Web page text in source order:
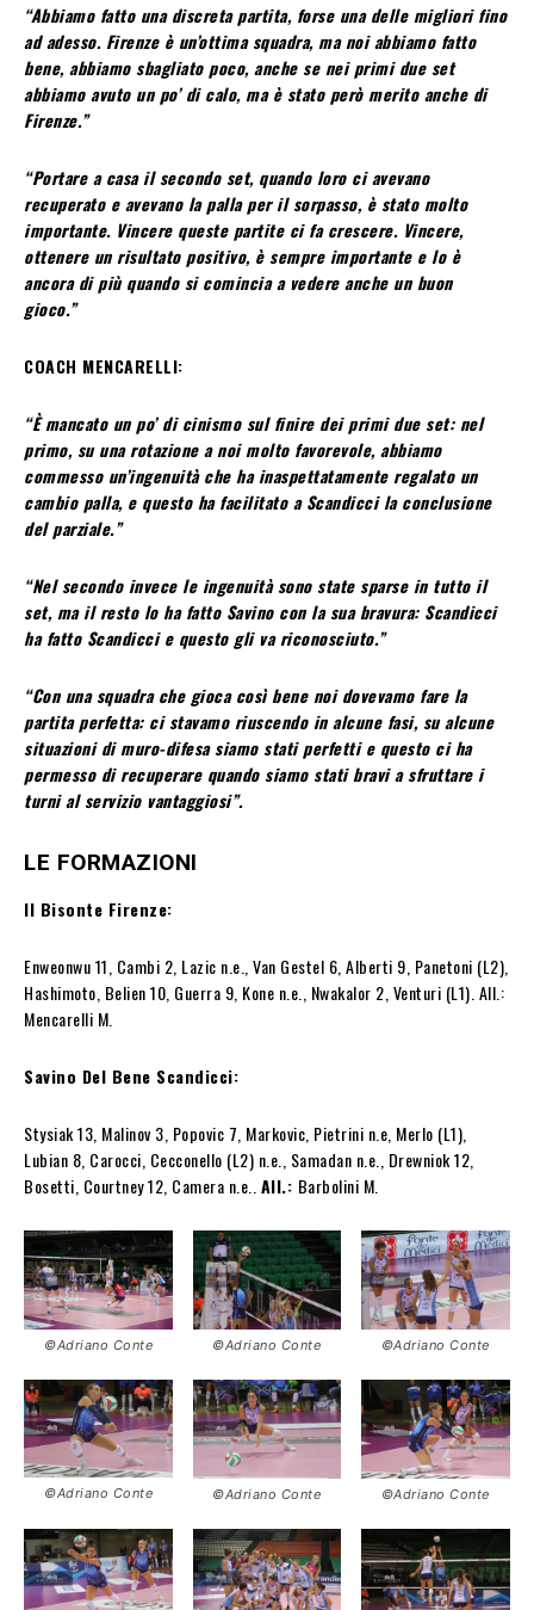
“Abbiamo fatto una discreta partita, forse una delle migliori fino
ad adesso. Firenze è un’ottima squadra, ma noi abbiamo fatto
bene, abbiamo sbagliato poco, anche se nei primi due set
abbiamo avuto un po’ di calo, ma è stato però merito anche di
Firenze.”
“Portare a casa il secondo set, quando loro ci avevano
recuperato e avevano la palla per il sorpasso, è stato molto
importante. Vincere queste partite ci fa crescere. Vincere,
ottenere un risultato positivo, è sempre importante e lo è
ancora di più quando si comincia a vedere anche un buon
gioco.”
COACH MENCARELLI:
“È mancato un po’ di cinismo sul finire dei primi due set: nel
primo, su una rotazione a noi molto favorevole, abbiamo
commesso un’ingenuità che ha inaspettatamente regalato un
cambio palla, e questo ha facilitato a Scandicci la conclusione
del parziale.”
“Nel secondo invece le ingenuità sono state sparse in tutto il
set, ma il resto lo ha fatto Savino con la sua bravura: Scandicci
ha fatto Scandicci e questo gli va riconosciuto.”
“Con una squadra che gioca così bene noi dovevamo fare la
partita perfetta: ci stavamo riuscendo in alcune fasi, su alcune
situazioni di muro-difesa siamo stati perfetti e questo ci ha
permesso di recuperare quando siamo stati bravi a sfruttare i
turni al servizio vantaggiosi”.
LE FORMAZIONI
Il Bisonte Firenze:
Enweonwu 11, Cambi 2, Lazic n.e., Van Gestel 6, Alberti 9, Panetoni (L2),
Hashimoto, Belien 10, Guerra 9, Kone n.e., Nwakalor 2, Venturi (L1). All.:
Mencarelli M.
Savino Del Bene Scandicci:
Stysiak 13, Malinov 3, Popovic 7, Markovic, Pietrini n.e, Merlo (L1),
Lubian 8, Carocci, Cecconello (L2) n.e., Samadan n.e., Drewniok 12,
Bosetti, Courtney 12, Camera n.e.. All.: Barbolini M.
©Adriano Conte ©Adriano Conte ©Adriano Conte
©Adriano Conte ©Adriano Conte ©Adriano Conte